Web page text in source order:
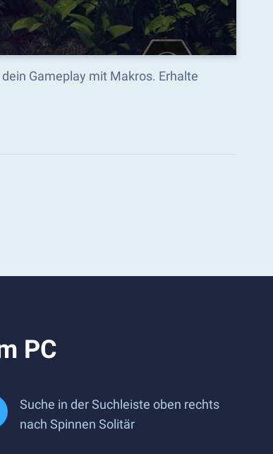
Gameplay mit Makros. Erhalte
PC
Suche in der Suchleiste oben rechts
nach Spinnen Solitär